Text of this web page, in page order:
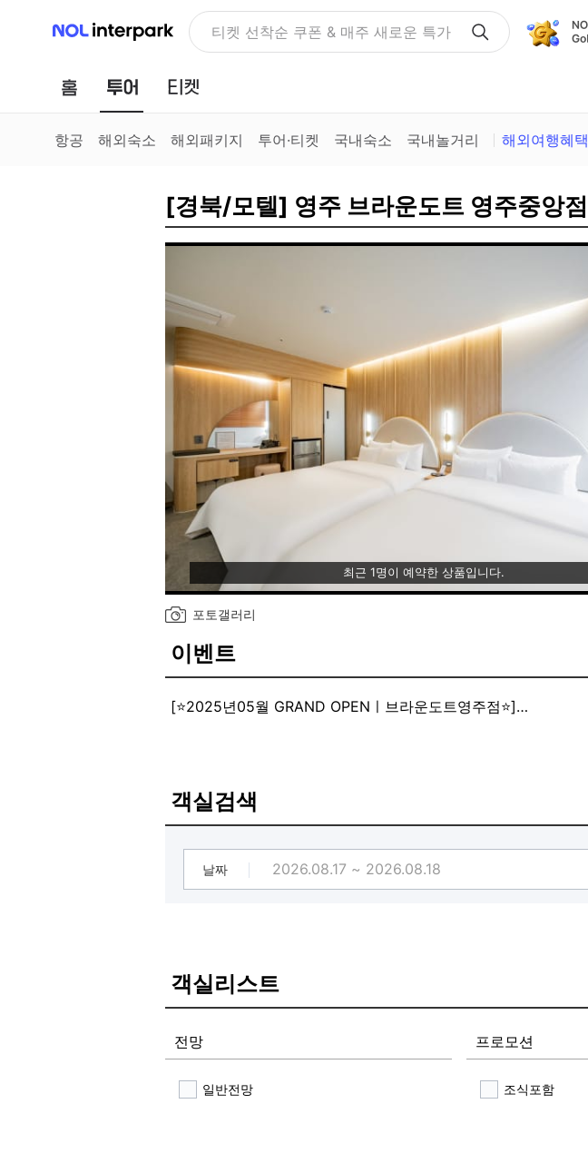
NOL 인터파크 티켓 선착순 쿠폰 & 매주 새로운 특가
홈 투어
항공 해외숙소 해외패키지 투어·티켓 국내숙소 국내놀거리 해외여행혜택
[경북/모텔] 영주 브라운도트 영주중앙점
최근 1명이 예약한 상품입니다.
포토갤러리
이벤트
[⭐2025년05월 GRAND OPENㅣ브라운도트영주점⭐]
전 객실 SAMSUNG 대형TV
전 객실 SAMSUNG 공기청정기
전 객실 시스템에어컨
전 객실 최신형 비데
전 객실 고데기
전 객실 무선충전기
(오전7시~오전9시, 2시간 이용가능)
-커피 상시 제공
객실검색
날짜
객실리스트
전망
일반전망
프로모션
조식포함